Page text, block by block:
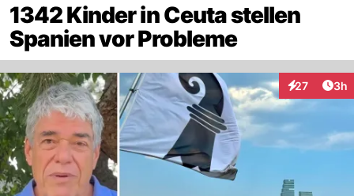
1342 Kinder in Ceuta stellen
Spanien vor Probleme
27
Interaktionen
3h